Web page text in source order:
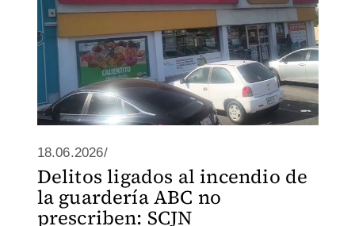
18.06.2026/
Delitos ligados al incendio de
la guardería ABC no
prescriben: SCJN